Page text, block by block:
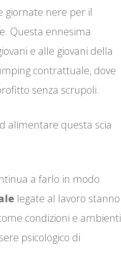
giornate nere per il
Questa ennesima
e alle giovani della
contrattuale, dove
senza scrupoli.
alimentare questa scia
a farlo in modo
legate al lavoro stanno
condizioni e ambienti
psicologico di